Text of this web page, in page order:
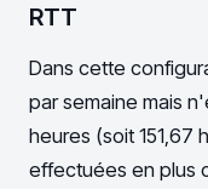
RTT
Dans cette
par semaine mais
heures (soit 151,67
effectuées en plus